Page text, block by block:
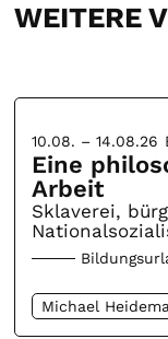
WEITERE
10.08. – 14.08.26
Eine
Arbeit
Sklaverei,
Michael